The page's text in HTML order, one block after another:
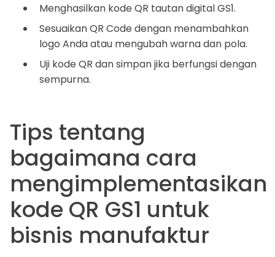
Menghasilkan kode QR tautan digital GS1.
Sesuaikan QR Code dengan menambahkan
logo Anda atau mengubah warna dan pola.
Uji kode QR dan simpan jika berfungsi dengan
sempurna.
Tips tentang
bagaimana cara
mengimplementasikan
kode QR GS1 untuk
bisnis manufaktur